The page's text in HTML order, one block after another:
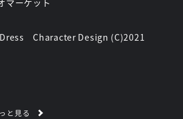
マーケット
Character Design (C)2021
と見る